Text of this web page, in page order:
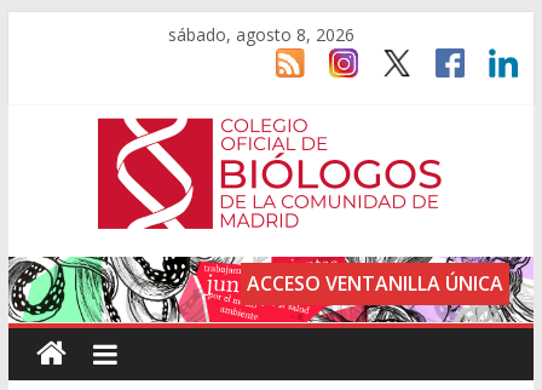
sábado, agosto 8, 2026
ACCESO VENTANILLA ÚNICA